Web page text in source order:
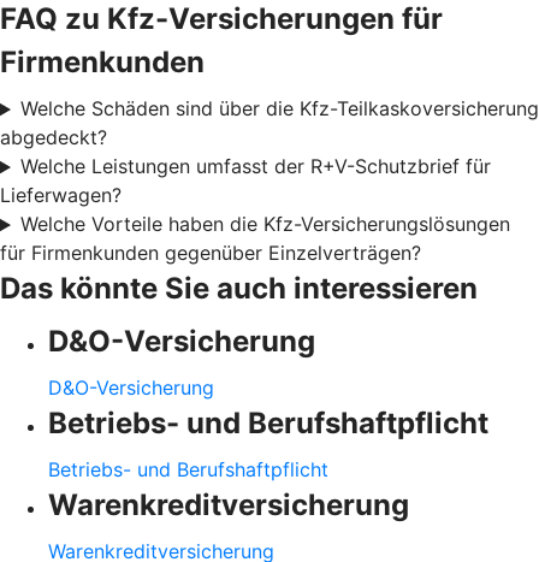
FAQ zu Kfz-Versicherungen für
Firmenkunden
Welche Schäden sind über die Kfz-Teilkaskoversicherung
abgedeckt?
Welche Leistungen umfasst der R+V-Schutzbrief für
Lieferwagen?
Welche Vorteile haben die Kfz-Versicherungslösungen
für Firmenkunden gegenüber Einzelverträgen?
Das könnte Sie auch interessieren
D&O-Versicherung
D&O-Versicherung
Betriebs- und Berufshaftpflicht
Betriebs- und Berufshaftpflicht
Warenkreditversicherung
Warenkreditversicherung